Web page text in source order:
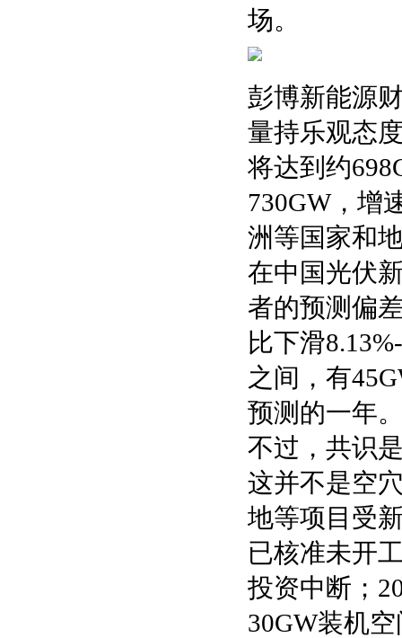
场。
彭博新能源
量持乐观态
将达到约
730GW，增
洲等国家和
在中国光伏
者的预测偏
比下滑
之间，有
预测的一年
不过，共识
这并不是空
地等项目受
已核准未开
投资中断；
30GW装机